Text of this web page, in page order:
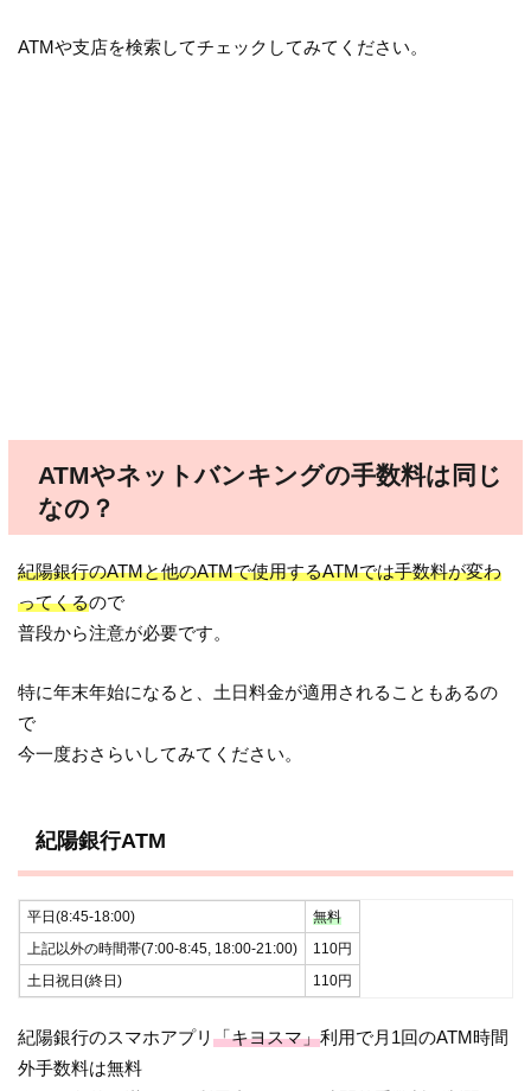
ATMや支店を検索してチェックしてみてください。
ATMやネットバンキングの手数料は同じ
なの？
紀陽銀行のATMと他のATMで使用するATMでは手数料が変わ
ってくるので
普段から注意が必要です。
特に年末年始になると、土日料金が適用されることもあるの
で
今一度おさらいしてみてください。
紀陽銀行ATM
平日(8:45-18:00)
無料
上記以外の時間帯(7:00-8:45, 18:00-21:00)
110円
土日祝日(終日)
110円
紀陽銀行のスマホアプリ「キヨスマ」利用で月1回のATM時間
外手数料は無料